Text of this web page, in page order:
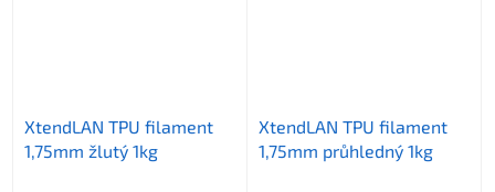
XtendLAN TPU filament
1,75mm žlutý 1kg
XtendLAN TPU filament
1,75mm průhledný 1kg